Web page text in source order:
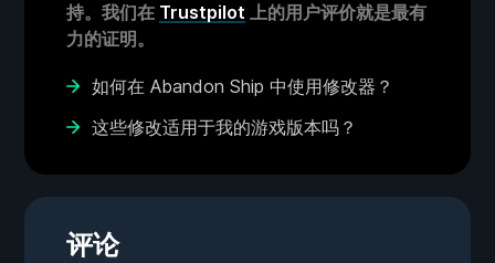
持。我们在 Trustpilot 上的用户评价就是最有
力的证明。
如何在 Abandon Ship 中使用修改器？
这些修改适用于我的游戏版本吗？
评论